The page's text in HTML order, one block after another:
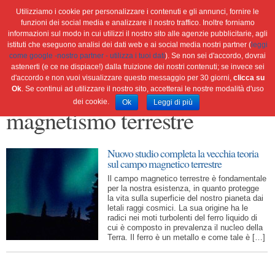
Home Ambiente Attualità
Cultura e società
Green economy
Salute Scienza&tec
Libri
Blog
Viaggi
magnetismo terrestre
Nuovo studio completa la vecchia teoria
sul campo magnetico terrestre
Il campo magnetico terrestre è fondamentale
per la nostra esistenza, in quanto protegge
la vita sulla superficie del nostro pianeta dai
letali raggi cosmici. La sua origine ha le
radici nei moti turbolenti del ferro liquido di
cui è composto in prevalenza il nucleo della
Terra. Il ferro è un metallo e come tale è […]
Utilizziamo i cookie per personalizzare i contenuti e gli annunci, fornire le
funzioni dei social media e analizzare il nostro traffico. Inoltre forniamo
informazioni sul modo in cui utilizzi il nostro sito alle agenzie pubblicitarie, agli
istituti che eseguono analisi dei dati web e ai social media nostri partner ( leggi
come google -nostro partner - utilizza i tuoi dati). Se non sei d'accordo, dovrai
astenerti (e ce ne dispiace!) dalla fruizione dei nostri contenuti; se invece sei
d'accordo e non vuoi visualizzare questo messaggio per 30 giorni, clicca su
Ok. Se continui ad utilizzare il nostro sito, accetterai le nostre modalità d'uso
dei cookie.
Ok Leggi di più